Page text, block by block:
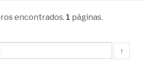
encontrados. 1 páginas.
↑